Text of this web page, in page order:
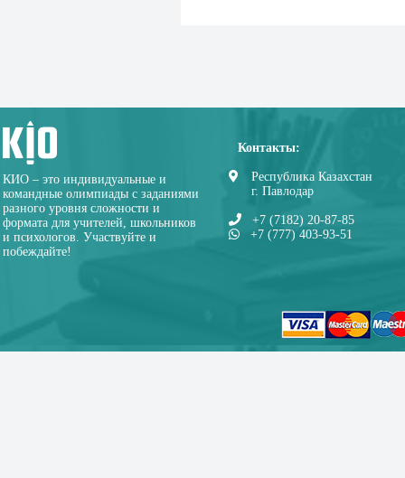
КИО – это индивидуальные и
командные олимпиады с заданиями
разного уровня сложности и
формата для учителей, школьников
и психологов. Участвуйте и
побеждайте!
Контакты:
Республика Казахстан
г. Павлодар
+7 (7182) 20-87-85
+7 (777) 403-93-51